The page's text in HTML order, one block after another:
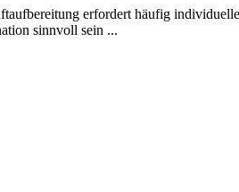
erfordert häufig
sinnvoll sein ...